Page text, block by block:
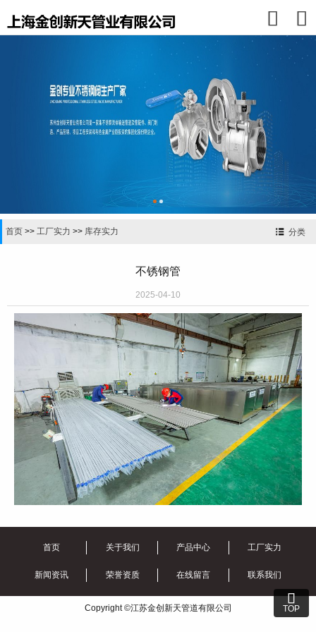


分类
首页 >> 工厂实力 >> 库存实力
不锈钢管
2025-04-10

TOP
首页 关于我们 产品中心 工厂实力
新闻资讯 荣誉资质 在线留言 联系我们
Copyright ©江苏金创新天管道有限公司